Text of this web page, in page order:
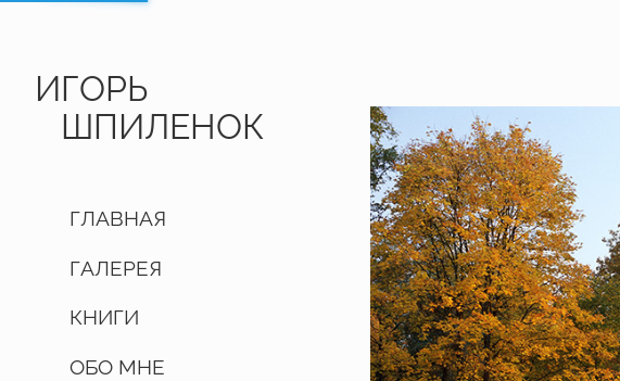
ИГОРЬ
ШПИЛЕНОК
ГЛАВНАЯ
ГАЛЕРЕЯ
КНИГИ
ОБО МНЕ